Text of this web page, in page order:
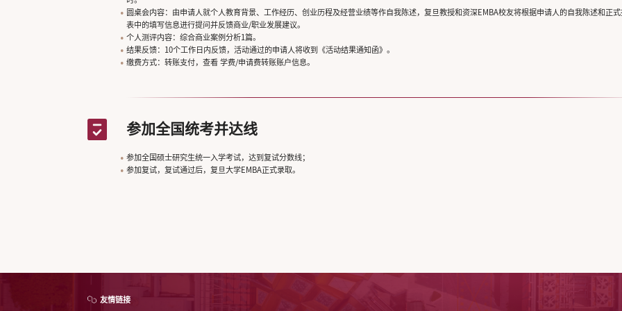
圆桌会内容：由申请人就个人教育背景、工作经历、创业历程及经营业绩等作自我陈述，复旦教授和资深EMBA校友将根据申请人的自我陈述和正式
表中的填写信息进行提问并反馈商业/职业发展建议。
个人测评内容：综合商业案例分析1篇。
结果反馈：10个工作日内反馈，活动通过的申请人将收到《活动结果通知函》。
缴费方式：转账支付，查看 学费/申请费转账账户信息。
参加全国统考并达线
参加全国硕士研究生统一入学考试，达到复试分数线；
参加复试，复试通过后，复旦大学EMBA正式录取。
友情链接